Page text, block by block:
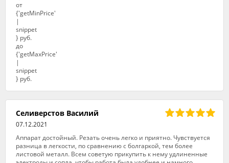
Селиверстов Василий
07.12.2021
Аппарат достойный. Резать очень легко и приятно. Чувствуется
разница в легкости, по сравнению с болгаркой, тем более
листовой металл. Всем советую прикупить к нему удлиненные